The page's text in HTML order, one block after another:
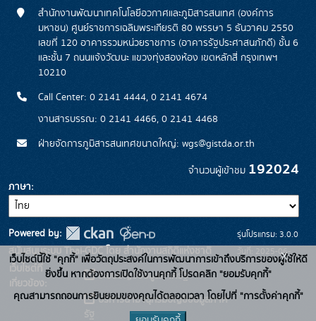
สำนักงานพัฒนาเทคโนโลยีอวกาศและภูมิสารสนเทศ (องค์การ
มหาชน) ศูนย์ราชการเฉลิมพระเกียรติ 80 พรรษา 5 ธันวาคม 2550
เลขที่ 120 อาคารรวมหน่วยราชการ (อาคารรัฐประศาสนภักดี) ชั้น 6
และชั้น 7 ถนนแจ้งวัฒนะ แขวงทุ่งสองห้อง เขตหลักสี่ กรุงเทพฯ
10210
Call Center: 0 2141 4444, 0 2141 4674
งานสารบรรณ: 0 2141 4466, 0 2141 4468
ฝ่ายจัดการภูมิสารสนเทศขนาดใหญ่: wgs@gistda.or.th
จำนวนผู้เข้าชม 192024
ภาษา
Powered by:
สนับสนุนระบบ Thai-GDC โดย สำนักงานสถิติแห่งชาติ
เว็บไซต์ที่
เกี่ยวข้อง:
ระบบบัญชีข้อมูลภาครัฐ
บริการนามานุกรมบัญชีข้อมูลภาค
รุ่นโปรแกรม: 3.0.0
วันที่: 2025-06-
26
เว็บไซต์นี้ใช้ "คุกกี้" เพื่อวัตถุประสงค์ในการพัฒนาการเข้าถึงบริการของผู้ใช้ให้ดี
ยิ่งขึ้น หากต้องการเปิดใช้งานคุกกี้ โปรดคลิก "ยอมรับคุกกี้"
คุณสามารถถอนการยินยอมของคุณได้ตลอดเวลา โดยไปที่ "การตั้งค่าคุกกี้"
x